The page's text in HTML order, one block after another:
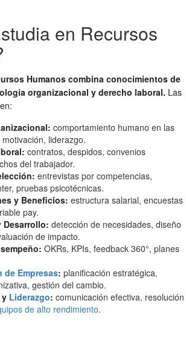
en Recursos
Humanos combina conocimientos de
organizacional y derecho laboral. Las
comportamiento humano en las
liderazgo.
contratos, despidos, convenios
del trabajador.
entrevistas por competencias,
pruebas psicotécnicas.
y Beneficios: estructura salarial, encuestas
pay.
Desarrollo: detección de necesidades, diseño
de impacto.
OKRs, KPIs, feedback 360°, planes
de Empresas: planificación estratégica,
gestión del cambio.
y Liderazgo: comunicación efectiva, resolución
de alto rendimiento.